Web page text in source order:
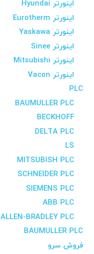
اینورتر Hyundai
اینورتر Eurotherm
اینورتر Yaskawa
اینورتر Sinee
اینورتر Mitsubishi
اینورتر Vacon
PLC
BAUMULLER PLC
BECKHOFF
DELTA PLC
LS
MITSUBISH PLC
SCHNEIDER PLC
SIEMENS PLC
ABB PLC
ALLEN-BRADLEY PLC
BAUMULLER PLC
فروش سرو